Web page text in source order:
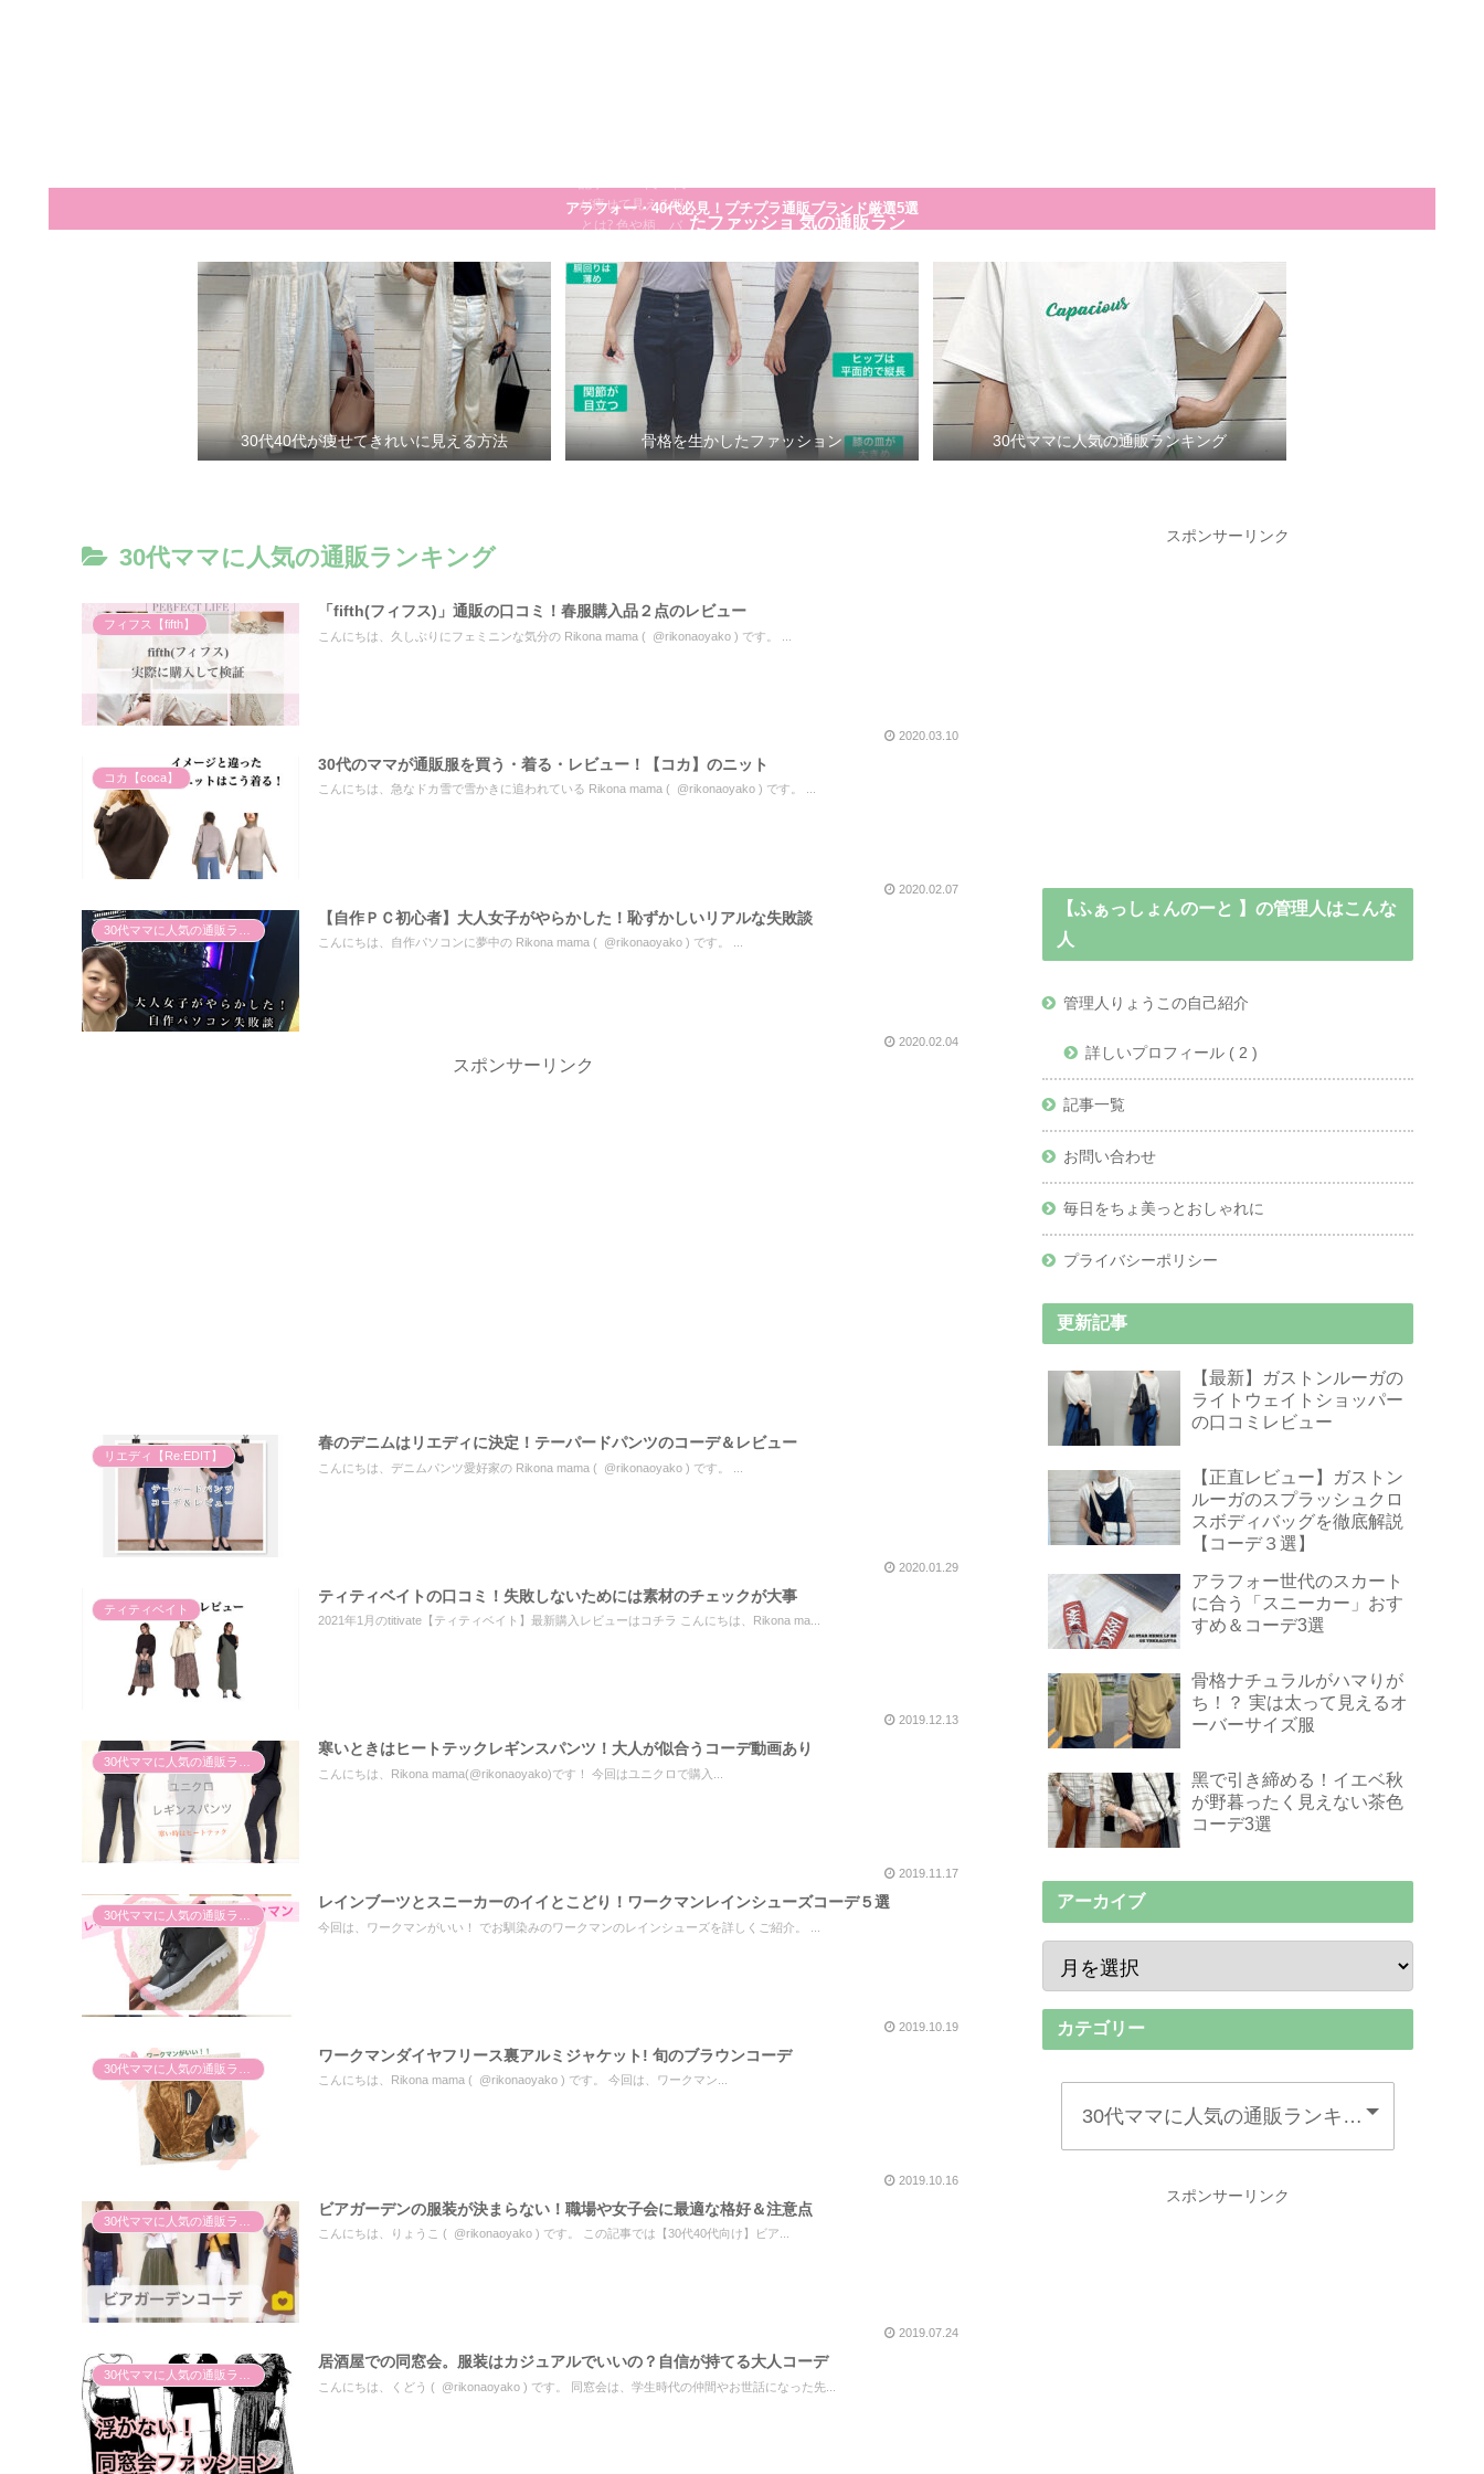
が痩せて見える服
とは? 色や柄、バ
説
たファッショ
ン
気の通販ラン
キング
アラフォー・40代必見！プチプラ通販ブランド厳選5選
30代40代が痩せてきれいに見える方法 骨格を生かしたファッション 30代ママに人気の通販ランキング
30代ママに人気の通販ランキング
フィフス【fifth】
「fifth(フィフス)」通販の口コミ！春服購入品２点のレビュー
こんにちは、久しぶりにフェミニンな気分の Rikona mama ( @rikonaoyako ) です。 ...
2020.03.10
コカ【coca】
30代のママが通販服を買う・着る・レビュー！【コカ】のニット
こんにちは、急なドカ雪で雪かきに追われている Rikona mama ( @rikonaoyako ) です。 ...
2020.02.07
【自作ＰＣ初心者】大人女子がやらかした！恥ずかしいリアルな失敗談
こんにちは、自作パソコンに夢中の Rikona mama ( @rikonaoyako ) です。 ...
2020.02.04
スポンサーリンク
リエディ【Re:EDIT】
春のデニムはリエディに決定！テーパードパンツのコーデ＆レビュー
こんにちは、デニムパンツ愛好家の Rikona mama ( @rikonaoyako ) です。 ...
2020.01.29
ティティベイト
ティティベイトの口コミ！失敗しないためには素材のチェックが大事
2021年1月のtitivate【ティティベイト】最新購入レビューはコチラ こんにちは、Rikona ma...
2019.12.13
寒いときはヒートテックレギンスパンツ！大人が似合うコーデ動画あり
こんにちは、Rikona mama(@rikonaoyako)です！ 今回はユニクロで購入...
2019.11.17
レインブーツとスニーカーのイイとこどり！ワークマンレインシューズコーデ５選
今回は、ワークマンがいい！ でお馴染みのワークマンのレインシューズを詳しくご紹介。 ...
2019.10.19
ワークマンダイヤフリース裏アルミジャケット! 旬のブラウンコーデ
こんにちは、Rikona mama ( @rikonaoyako ) です。 今回は、ワークマン...
2019.10.16
ビアガーデンの服装が決まらない！職場や女子会に最適な格好＆注意点
こんにちは、りょうこ ( @rikonaoyako ) です。 この記事では【30代40代向け】ビア...
2019.07.24
居酒屋での同窓会。服装はカジュアルでいいの？自信が持てる大人コーデ
こんにちは、くどう ( @rikonaoyako ) です。 同窓会は、学生時代の仲間やお世話になった先...
スポンサーリンク
【ふぁっしょんのーと 】の管理人はこんな
人
管理人りょうこの自己紹介
詳しいプロフィール ( 2 )
記事一覧
お問い合わせ
毎日をちょ美っとおしゃれに
プライバシーポリシー
更新記事
【最新】ガストンルーガの
ライトウェイトショッパー
の口コミレビュー
【正直レビュー】ガストン
ルーガのスプラッシュクロ
スボディバッグを徹底解説
【コーデ３選】
アラフォー世代のスカート
に合う「スニーカー」おす
すめ＆コーデ3選
骨格ナチュラルがハマりが
ち！？ 実は太って見えるオ
ーバーサイズ服
黑で引き締める！イエベ秋
が野暮ったく見えない茶色
コーデ3選
アーカイブ
カテゴリー
スポンサーリンク